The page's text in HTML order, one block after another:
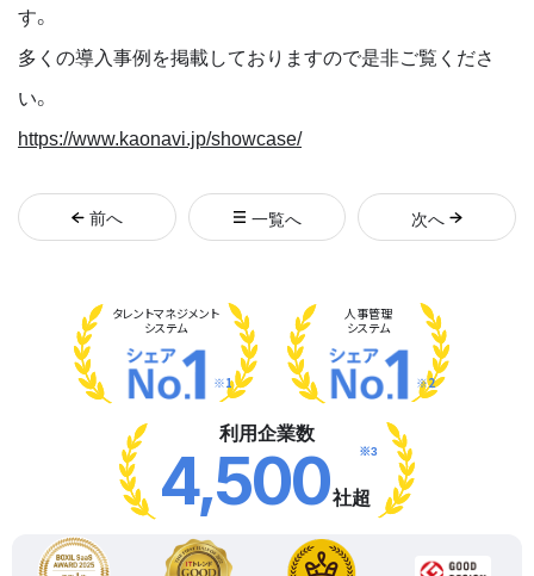
す。
多くの導入事例を掲載しておりますので是非ご覧くださ
い。
https://www.kaonavi.jp/showcase/
前へ 一覧へ 次へ
タレントマネジメント
システム
※1
人事管理
システム
※2
利用企業数
4,500社超
※3